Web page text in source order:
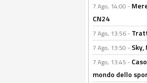
7 Ago, 14:00 -
CN24
7 Ago, 13:56 -
7 Ago, 13:50 -
7 Ago, 13:45 -
mondo dello